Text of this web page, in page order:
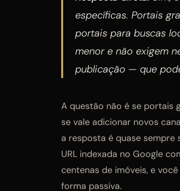
específicas. Portais
portais para buscas
menor e não exigem
publicação — que
A questão não é se portais
se vale adicionar novos
a resposta é quase sempre
URL indexada no Google
centenas de imóveis, e
forma passiva.